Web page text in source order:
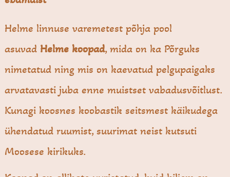
Helme linnuse varemetest põhja pool
asuvad Helme koopad, mida on ka Põrguks
nimetatud ning mis on kaevatud pelgupaigaks
arvatavasti juba enne muistset vabadusvõitlust.
Kunagi koosnes koobastik seitsmest käikudega
ühendatud ruumist, suurimat neist kutsuti
Moosese kirikuks.